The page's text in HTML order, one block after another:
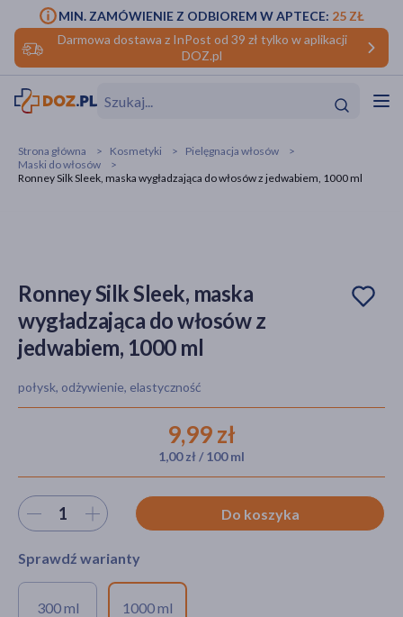
Darmowa dostawa z InPost od 39 zł tylko w aplikacji
DOZ.pl
MIN. ZAMÓWIENIE Z ODBIOREM W APTECE: 25 ZŁ
Hit
Hit
Strona główna Kosmetyki
Pielęgnacja włosów
Maski do włosów
Ronney Silk Sleek, maska wygładzająca do włosów z jedwabiem, 1000 ml
Ronney Silk Sleek, maska
wygładzająca do włosów z
jedwabiem, 1000 ml
połysk, odżywienie, elastyczność
9,99 zł
1,00 zł / 100 ml
Wybierz ilość Do koszyka
Sprawdź warianty
300 ml 1000 ml